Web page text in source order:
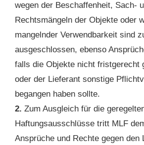
wegen der Beschaffenheit, Sach-
Rechtsmängeln der Objekte oder
mangelnder Verwendbarkeit sind
ausgeschlossen, ebenso
falls die Objekte nicht fristgerecht
oder der Lieferant sonstige
begangen haben sollte.
2. Zum Ausgleich für die
Haftungsausschlüsse tritt MLF
Ansprüche und Rechte gegen den